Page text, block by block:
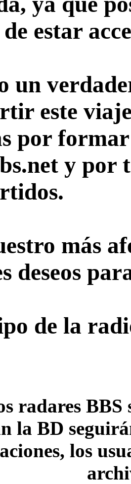
estar
un
este
por
y por
más
deseos
de la
radares
la BD
los